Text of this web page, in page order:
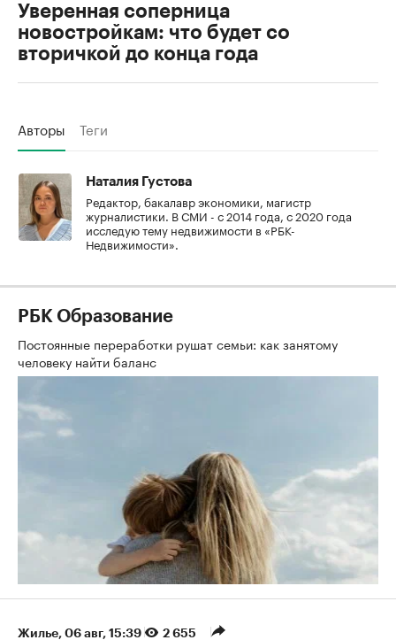
Уверенная соперница
новостройкам: что будет со
вторичкой до конца года
Авторы Теги
Наталия Густова
Редактор, бакалавр экономики, магистр
журналистики. В СМИ - с 2014 года, с 2020 года
исследую тему недвижимости в «РБК-
Недвижимости».
РБК Образование
Постоянные переработки рушат семьи: как занятому
человеку найти баланс
Жилье 06 авг, 15:39 2 655